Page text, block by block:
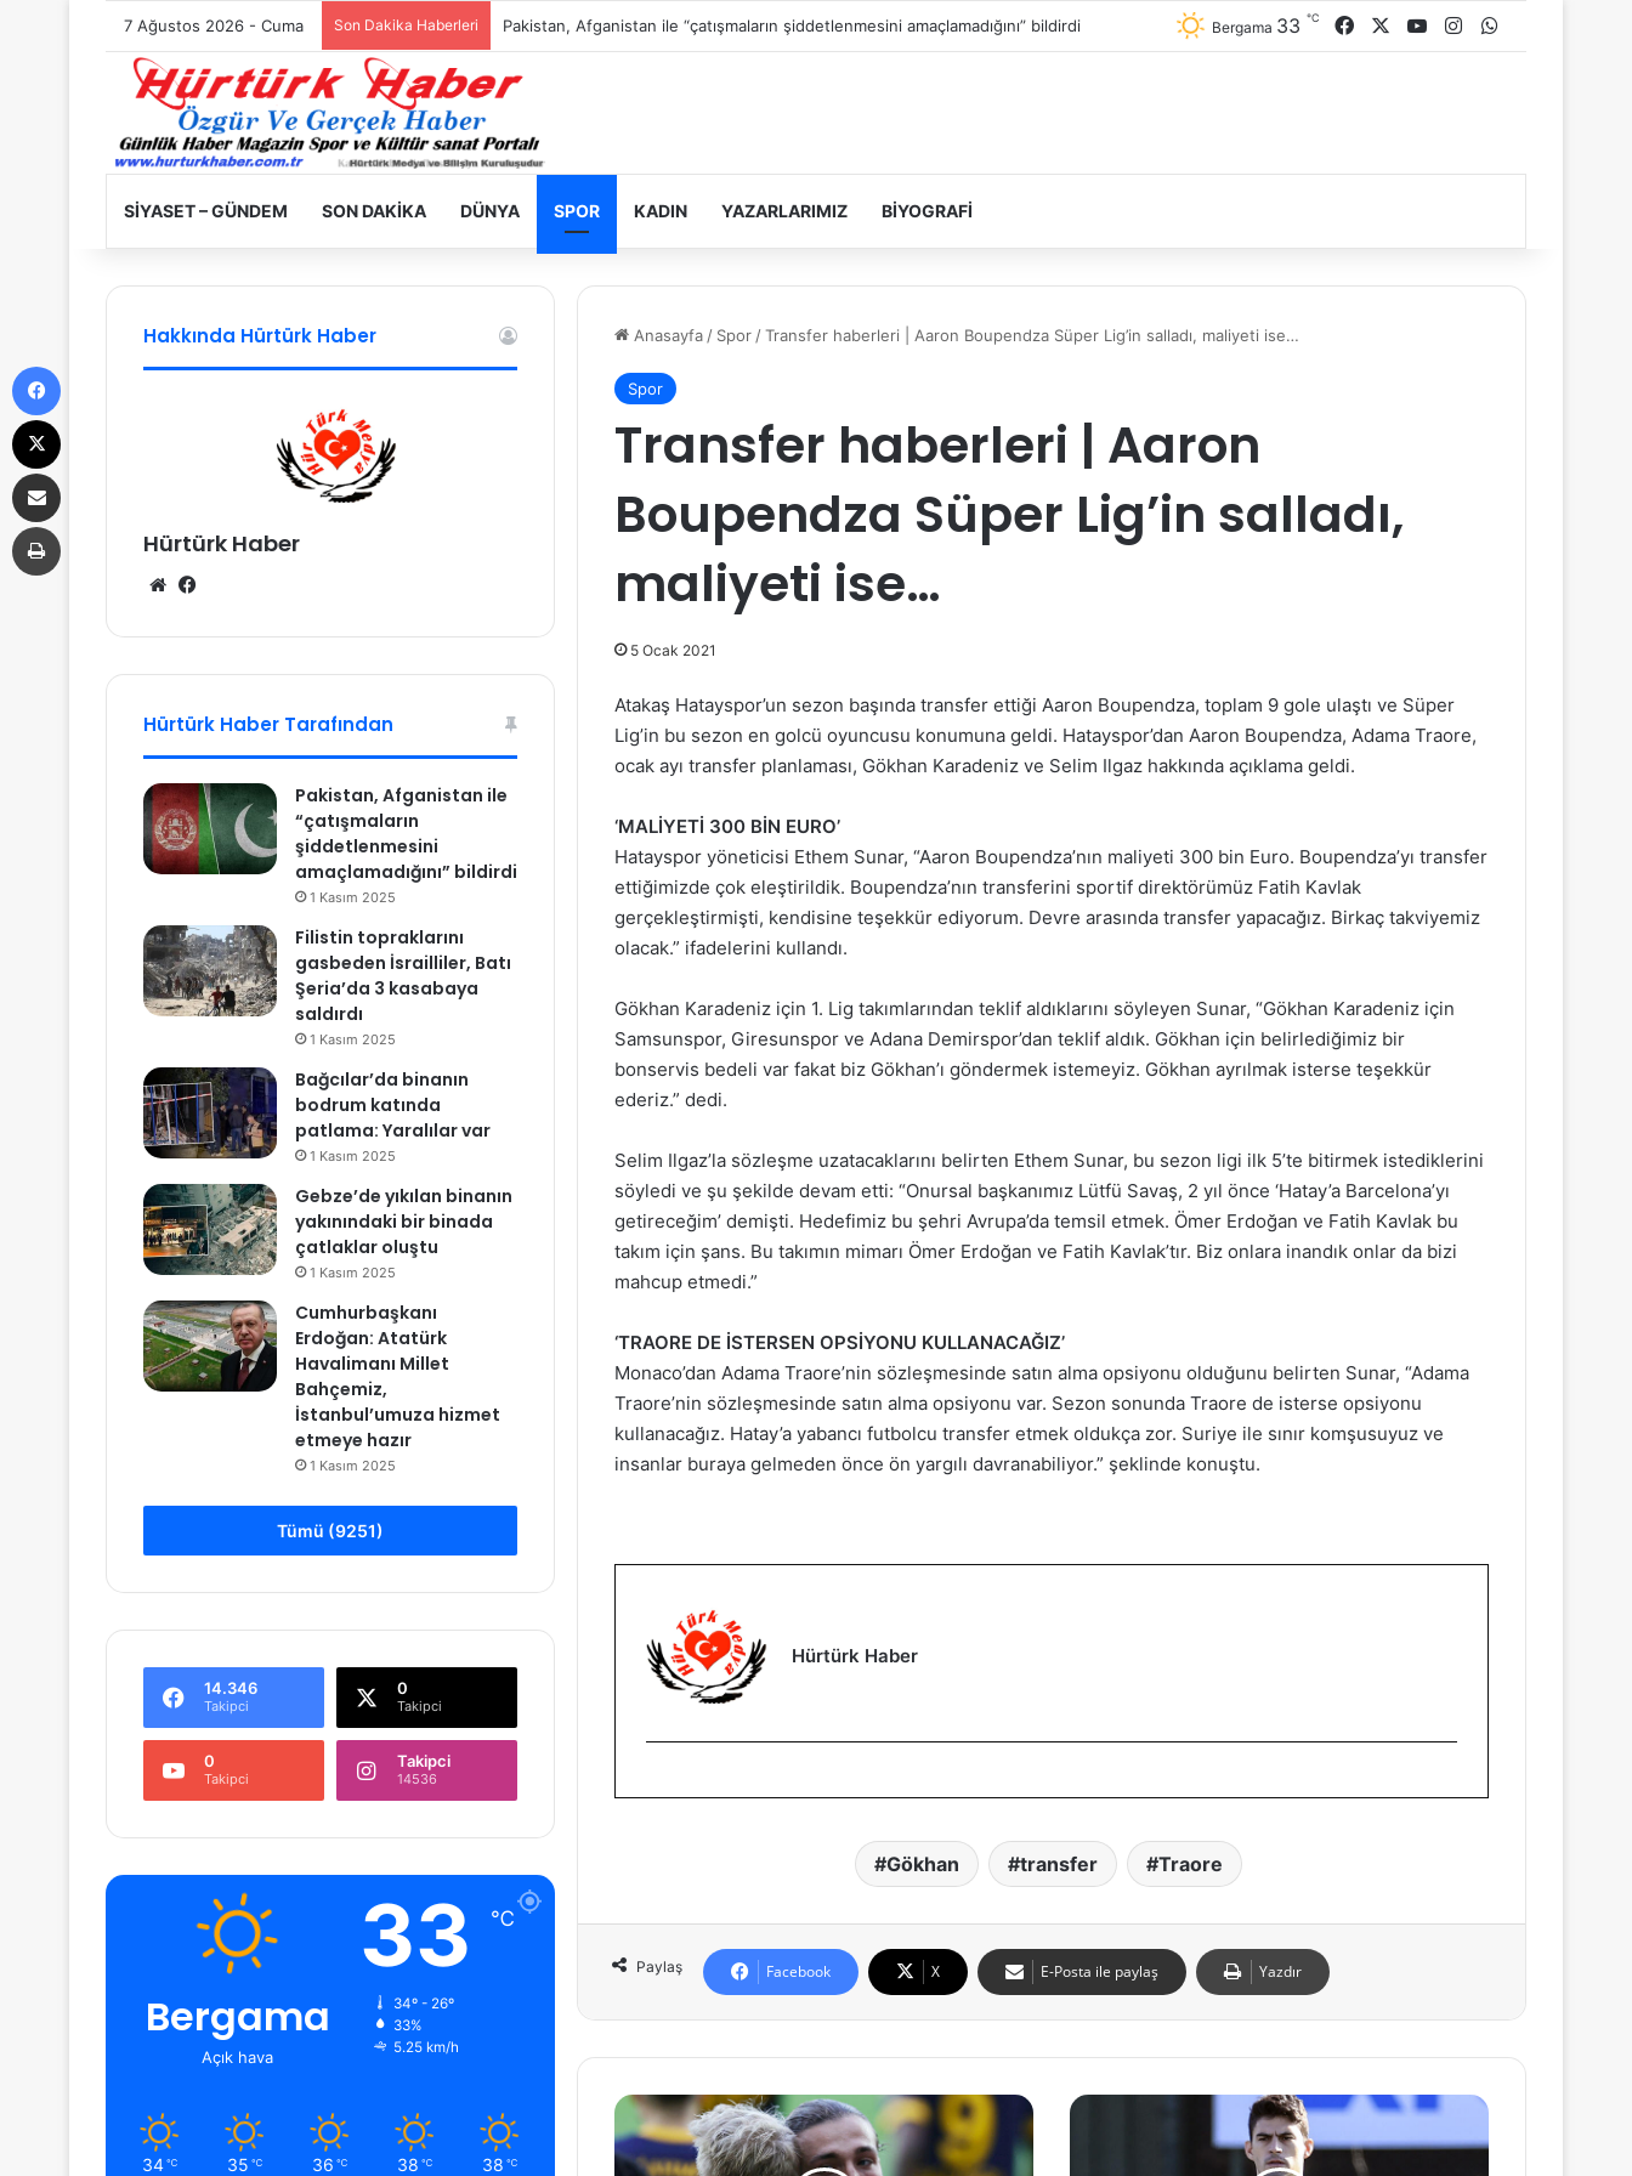
7 Ağustos 2026 - Cuma Son Dakika Haberleri Filistin topraklarını gasbeden İsrailliler, Batı Şeria’da 3 kasabaya saldırdı Bergama 33 ℃ Facebook YouTubeInstagram
SIYASET – GÜNDEM SON DAKIKA DÜNYA SPOR KADIN YAZARLARIMIZ BIYOGRAFI
Anasayfa / Spor /Transfer haberleri | Aaron Boupendza Süper Lig’in salladı, maliyeti ise…
Spor
Transfer haberleri | Aaron
Boupendza Süper Lig’in salladı,
maliyeti ise…
5 Ocak 2021
Atakaş Hatayspor’un sezon başında transfer ettiği Aaron Boupendza, toplam 9 gole ulaştı ve Süper
Lig’in bu sezon en golcü oyuncusu konumuna geldi. Hatayspor’dan Aaron Boupendza, Adama Traore,
ocak ayı transfer planlaması, Gökhan Karadeniz ve Selim Ilgaz hakkında açıklama geldi.
‘MALİYETİ 300 BİN EURO’
Hatayspor yöneticisi Ethem Sunar, “Aaron Boupendza’nın maliyeti 300 bin Euro. Boupendza’yı transfer
ettiğimizde çok eleştirildik. Boupendza’nın transferini sportif direktörümüz Fatih Kavlak
gerçekleştirmişti, kendisine teşekkür ediyorum. Devre arasında transfer yapacağız. Birkaç takviyemiz
olacak.” ifadelerini kullandı.
Gökhan Karadeniz için 1. Lig takımlarından teklif aldıklarını söyleyen Sunar, “Gökhan Karadeniz için
Samsunspor, Giresunspor ve Adana Demirspor’dan teklif aldık. Gökhan için belirlediğimiz bir
bonservis bedeli var fakat biz Gökhan’ı göndermek istemeyiz. Gökhan ayrılmak isterse teşekkür
ederiz.” dedi.
Selim Ilgaz’la sözleşme uzatacaklarını belirten Ethem Sunar, bu sezon ligi ilk 5’te bitirmek istediklerini
söyledi ve şu şekilde devam etti: “Onursal başkanımız Lütfü Savaş, 2 yıl önce ‘Hatay’a Barcelona’yı
getireceğim’ demişti. Hedefimiz bu şehri Avrupa’da temsil etmek. Ömer Erdoğan ve Fatih Kavlak bu
takım için şans. Bu takımın mimarı Ömer Erdoğan ve Fatih Kavlak’tır. Biz onlara inandık onlar da bizi
mahcup etmedi.”
‘TRAORE DE İSTERSEN OPSİYONU KULLANACAĞIZ’
Monaco’dan Adama Traore’nin sözleşmesinde satın alma opsiyonu olduğunu belirten Sunar, “Adama
Traore’nin sözleşmesinde satın alma opsiyonu var. Sezon sonunda Traore de isterse opsiyonu
kullanacağız. Hatay’a yabancı futbolcu transfer etmek oldukça zor. Suriye ile sınır komşusuyuz ve
insanlar buraya gelmeden önce ön yargılı davranabiliyor.” şeklinde konuştu.
Hürtürk Haber
Gökhan transfer Traore
Paylaş Facebook X E-Posta ile paylaş Yazdır
S
o
n
F
Hakkında Hürtürk Haber
Hürtürk Haber
We
sit
esi
bo
ok
Hürtürk Haber Tarafından
Pakistan, Afganistan ile
“çatışmaların
şiddetlenmesini
amaçlamadığını” bildirdi
1 Kasım 2025
Filistin topraklarını
gasbeden İsrailliler, Batı
Şeria’da 3 kasabaya
saldırdı
1 Kasım 2025
Bağcılar’da binanın
bodrum katında
patlama: Yaralılar var
1 Kasım 2025
Gebze’de yıkılan binanın
yakınındaki bir binada
çatlaklar oluştu
1 Kasım 2025
Cumhurbaşkanı
Erdoğan: Atatürk
Havalimanı Millet
Bahçemiz,
İstanbul’umuza hizmet
etmeye hazır
1 Kasım 2025
Tümü (9251)
14.346
Takipci
0
Takipci
0
Takipci
Takipci
14536
Bergama
Açık hava
33 ℃
34º - 26º
33%
5.25 km/h
34 ℃ 35 ℃ 36 ℃ 38 ℃ 38 ℃